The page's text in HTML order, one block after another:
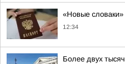
«Новые словаки»
12:34
Более двух